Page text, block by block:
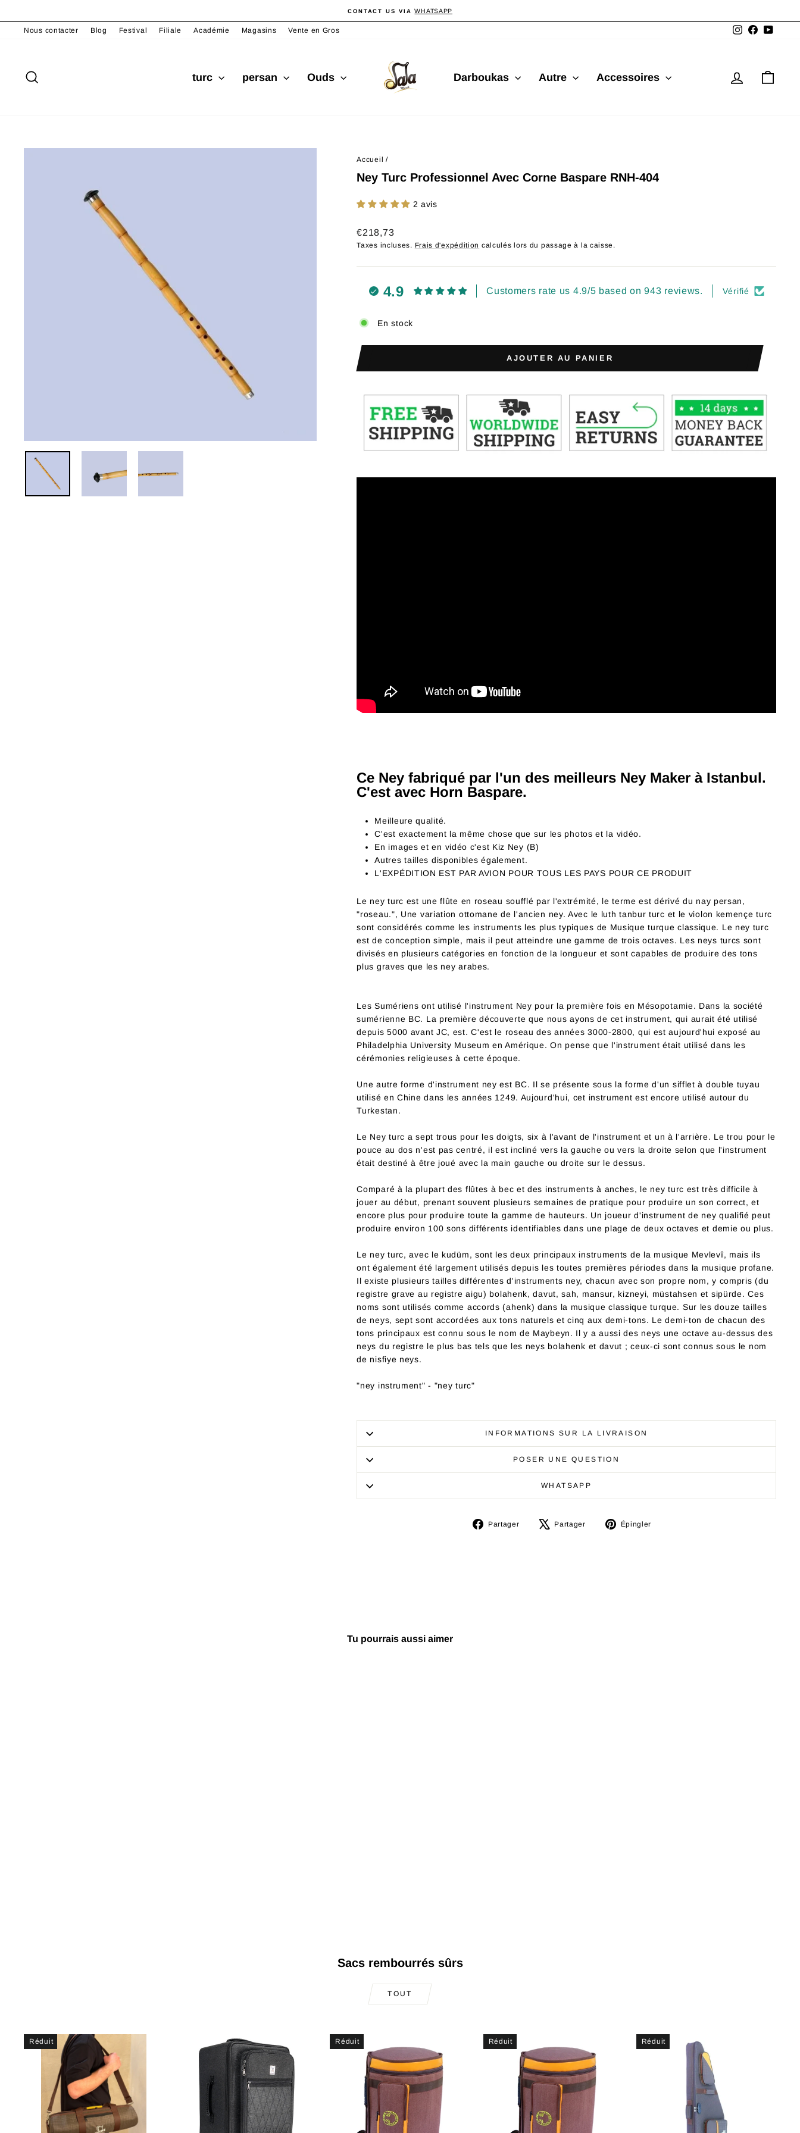
contenu
Diaporama
CONTACT US VIA WHATSAPP
Nous contacter Blog Festival Filiale Académie Magasins Vente en Gros InstagramFacebook
turc persan Ouds Darboukas Autre Accessoires Se
Accueil /
Ney Turc Professionnel Avec Corne Baspare RNH-404
2 avis
Prix
régulier
€218,73
Taxes incluses. Frais d'expédition calculés lors du passage à la caisse.
4.9 Customers rate us 4.9/5 based on 943 reviews. Vérifié
En stock
AJOUTER AU PANIER
Ce Ney fabriqué par l'un des meilleurs Ney Maker à Istanbul.
C'est avec Horn Baspare.
Meilleure qualité.
C'est exactement la même chose que sur les photos et la vidéo.
En images et en vidéo c'est Kiz Ney (B)
Autres tailles disponibles également.
L'EXPÉDITION EST PAR AVION POUR TOUS LES PAYS POUR CE PRODUIT
Le ney turc est une flûte en roseau soufflé par l'extrémité, le terme est dérivé du nay persan,
"roseau.", Une variation ottomane de l'ancien ney. Avec le luth tanbur turc et le violon kemençe turc
sont considérés comme les instruments les plus typiques de Musique turque classique. Le ney turc
est de conception simple, mais il peut atteindre une gamme de trois octaves. Les neys turcs sont
divisés en plusieurs catégories en fonction de la longueur et sont capables de produire des tons
plus graves que les ney arabes.
Les Sumériens ont utilisé l'instrument Ney pour la première fois en Mésopotamie. Dans la société
sumérienne BC. La première découverte que nous ayons de cet instrument, qui aurait été utilisé
depuis 5000 avant JC, est. C'est le roseau des années 3000-2800, qui est aujourd'hui exposé au
Philadelphia University Museum en Amérique. On pense que l'instrument était utilisé dans les
cérémonies religieuses à cette époque.
Une autre forme d'instrument ney est BC. Il se présente sous la forme d'un sifflet à double tuyau
utilisé en Chine dans les années 1249. Aujourd'hui, cet instrument est encore utilisé autour du
Turkestan.
Le Ney turc a sept trous pour les doigts, six à l'avant de l'instrument et un à l'arrière. Le trou pour le
pouce au dos n'est pas centré, il est incliné vers la gauche ou vers la droite selon que l'instrument
était destiné à être joué avec la main gauche ou droite sur le dessus.
Comparé à la plupart des flûtes à bec et des instruments à anches, le ney turc est très difficile à
jouer au début, prenant souvent plusieurs semaines de pratique pour produire un son correct, et
encore plus pour produire toute la gamme de hauteurs. Un joueur d'instrument de ney qualifié peut
produire environ 100 sons différents identifiables dans une plage de deux octaves et demie ou plus.
Le ney turc, avec le kudüm, sont les deux principaux instruments de la musique Mevlevî, mais ils
ont également été largement utilisés depuis les toutes premières périodes dans la musique profane.
Il existe plusieurs tailles différentes d'instruments ney, chacun avec son propre nom, y compris (du
registre grave au registre aigu) bolahenk, davut, sah, mansur, kizneyi, müstahsen et sipürde. Ces
noms sont utilisés comme accords (ahenk) dans la musique classique turque. Sur les douze tailles
de neys, sept sont accordées aux tons naturels et cinq aux demi-tons. Le demi-ton de chacun des
tons principaux est connu sous le nom de Maybeyn. Il y a aussi des neys une octave au-dessus des
neys du registre le plus bas tels que les neys bolahenk et davut ; ceux-ci sont connus sous le nom
de nisfiye neys.
"ney instrument" - "ney turc"
INFORMATIONS SUR LA LIVRAISON
POSER UNE QUESTION
WHATSAPP
Partager
PartagerPartager
TweeterÉpingler
Tu pourrais aussi aimer
Sacs rembourrés sûrs
TOUT
Réduit Réduit Réduit Réduit